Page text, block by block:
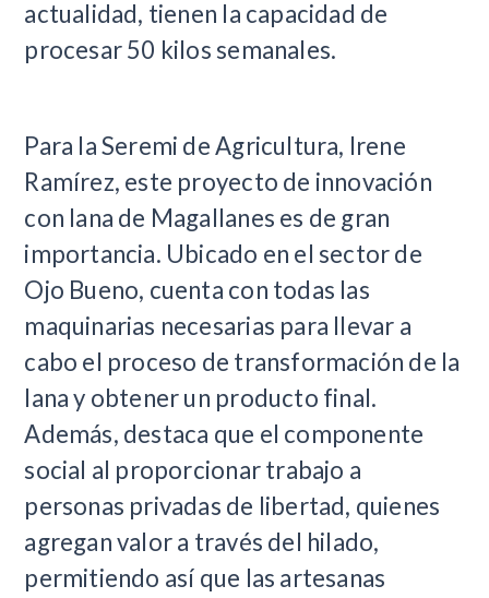
actualidad, tienen la capacidad de
procesar 50 kilos semanales.
Para la Seremi de Agricultura, Irene
Ramírez, este proyecto de innovación
con lana de Magallanes es de gran
importancia. Ubicado en el sector de
Ojo Bueno, cuenta con todas las
maquinarias necesarias para llevar a
cabo el proceso de transformación de la
lana y obtener un producto final.
Además, destaca que el componente
social al proporcionar trabajo a
personas privadas de libertad, quienes
agregan valor a través del hilado,
permitiendo así que las artesanas